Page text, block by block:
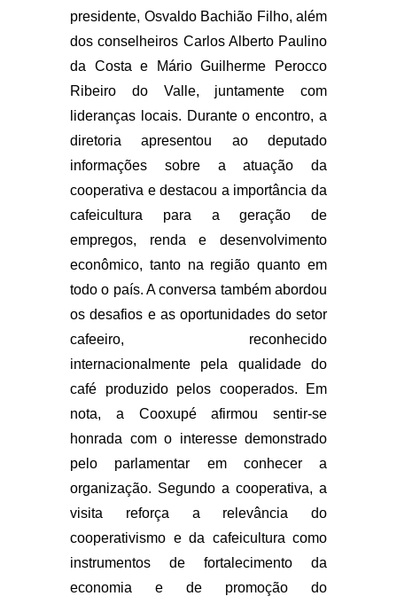
presidente, Osvaldo Bachião Filho, além
dos conselheiros Carlos Alberto Paulino
da Costa e Mário Guilherme Perocco
Ribeiro do Valle, juntamente com
lideranças locais. Durante o encontro, a
diretoria apresentou ao deputado
informações sobre a atuação da
cooperativa e destacou a importância da
cafeicultura para a geração de
empregos, renda e desenvolvimento
econômico, tanto na região quanto em
todo o país. A conversa também abordou
os desafios e as oportunidades do setor
cafeeiro, reconhecido
internacionalmente pela qualidade do
café produzido pelos cooperados. Em
nota, a Cooxupé afirmou sentir-se
honrada com o interesse demonstrado
pelo parlamentar em conhecer a
organização. Segundo a cooperativa, a
visita reforça a relevância do
cooperativismo e da cafeicultura como
instrumentos de fortalecimento da
economia e de promoção do